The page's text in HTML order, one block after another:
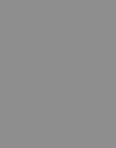
но для
здоровья.
актуальной. С одной
свитера и брюки,
и сарафанов
белья). С другой — из-
и личную гигиену
и комфорт,